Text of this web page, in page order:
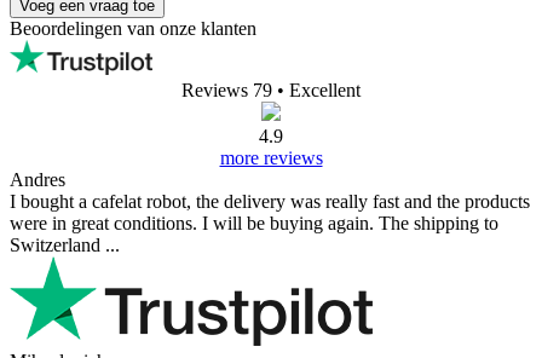
Voeg een vraag toe
Beoordelingen van onze klanten
Reviews 79 • Excellent
4.9
more reviews
Andres
I bought a cafelat robot, the delivery was really fast and the products
were in great conditions. I will be buying again. The shipping to
Switzerland ...